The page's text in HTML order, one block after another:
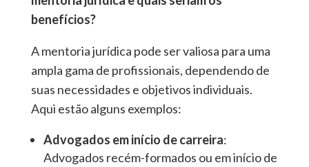
benefícios?
A mentoria jurídica pode ser valiosa para uma
ampla gama de profissionais, dependendo de
suas necessidades e objetivos individuais.
Aqui estão alguns exemplos:
Advogados em início de carreira:
Advogados recém-formados ou em início de